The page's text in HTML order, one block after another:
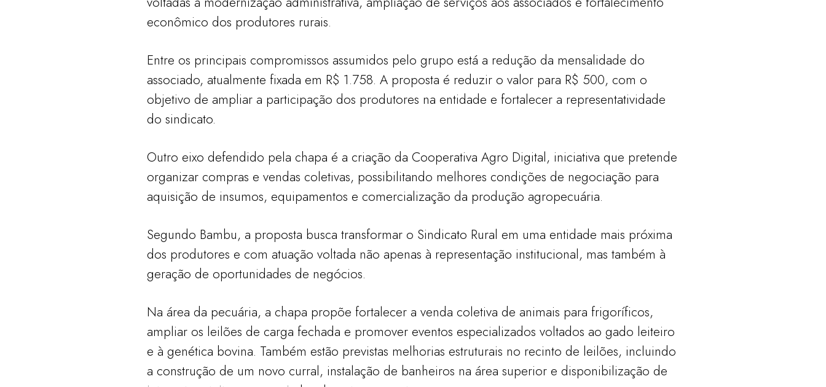
econômico dos produtores rurais.
Entre os principais compromissos assumidos pelo grupo está a redução da mensalidade do
associado, atualmente fixada em R$ 1.758. A proposta é reduzir o valor para R$ 500, com o
objetivo de ampliar a participação dos produtores na entidade e fortalecer a representatividade
do sindicato.
Outro eixo defendido pela chapa é a criação da Cooperativa Agro Digital, iniciativa que pretende
organizar compras e vendas coletivas, possibilitando melhores condições de negociação para
aquisição de insumos, equipamentos e comercialização da produção agropecuária.
Segundo Bambu, a proposta busca transformar o Sindicato Rural em uma entidade mais próxima
dos produtores e com atuação voltada não apenas à representação institucional, mas também à
geração de oportunidades de negócios.
Na área da pecuária, a chapa propõe fortalecer a venda coletiva de animais para frigoríficos,
ampliar os leilões de carga fechada e promover eventos especializados voltados ao gado leiteiro
e à genética bovina. Também estão previstas melhorias estruturais no recinto de leilões, incluindo
a construção de um novo curral, instalação de banheiros na área superior e disponibilização de